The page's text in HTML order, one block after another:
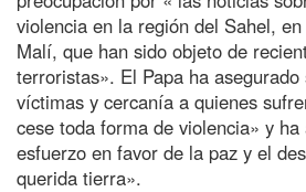
violencia en la región del Sahel,
Malí, que han sido objeto de
terroristas». El Papa ha
víctimas y cercanía a quienes
cese toda forma de violencia» y
esfuerzo en favor de la paz y el
querida tierra».